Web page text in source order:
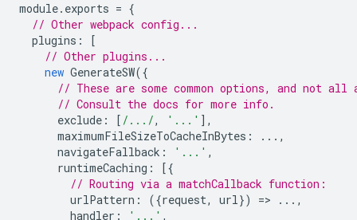
module. exports = {
// Other webpack config...
plugins :
[
// Other plugins...
new GenerateSW({
// These are some common options, and not
// Consult the docs for more info.
exclude : [ /.../, '...' ],
maximumFileSizeToCacheInBytes :
...,
navigateFallback : '...' ,
runtimeCaching :
[{
// Routing via a matchCallback function:
urlPattern : ({request, url}) =>
...,
handler : '...' ,